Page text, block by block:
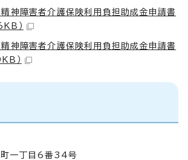
精神障害者介護保険利用負担助成金申請書
）
精神障害者介護保険利用負担助成金申請書
）
町一丁目6番34号